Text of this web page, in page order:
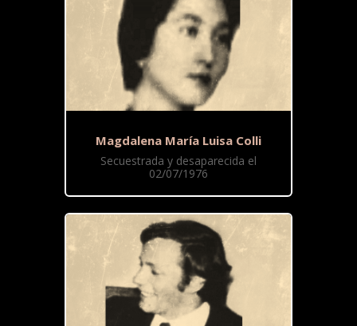
Magdalena María Luisa Colli
Secuestrada y desaparecida el
02/07/1976